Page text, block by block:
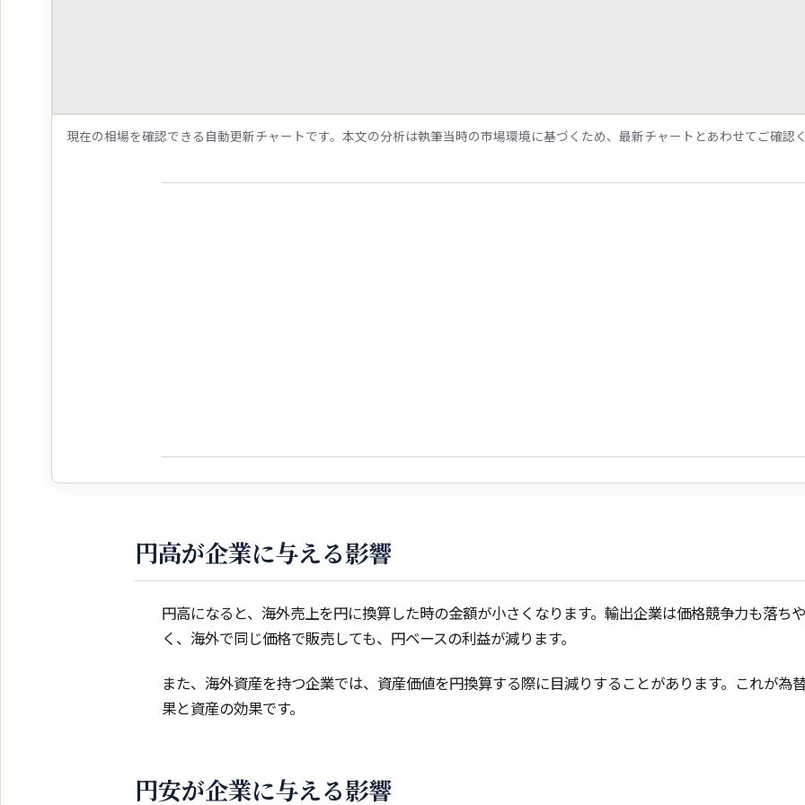
現在の相場を確認できる自動更新チャートです。本文の分析は執筆当時の市場環境に基づくため、最新チャートとあわせてご確認く
円高が企業に与える影響
円高になると、海外売上を円に換算した時の金額が小さくなります。輸出企業は価格競争力も落ち
く、海外で同じ価格で販売しても、円ベースの利益が減ります。
また、海外資産を持つ企業では、資産価値を円換算する際に目減りすることがあります。これが為
果と資産の効果です。
円安が企業に与える影響